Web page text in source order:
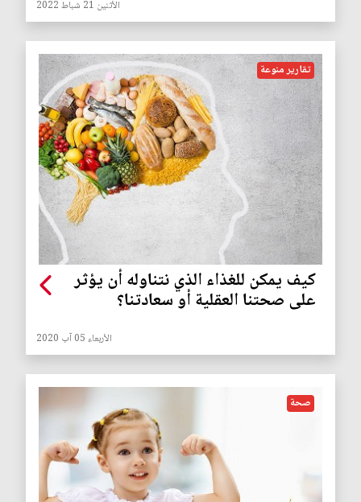
الأثنين 21 شباط 2022
تقارير منوعة
كيف يمكن للغذاء الذي نتناوله أن يؤثر
على صحتنا العقلية أو سعادتنا؟
الأربعاء 05 آب 2020
صحة